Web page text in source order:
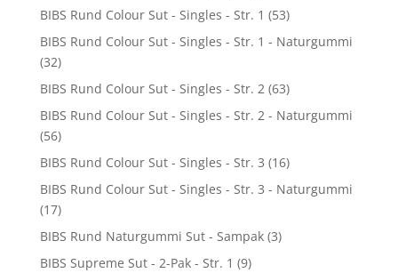
BIBS Rund Colour Sut - Singles - Str. 1 (53)
BIBS Rund Colour Sut - Singles - Str. 1 - Naturgummi
(32)
BIBS Rund Colour Sut - Singles - Str. 2 (63)
BIBS Rund Colour Sut - Singles - Str. 2 - Naturgummi
(56)
BIBS Rund Colour Sut - Singles - Str. 3 (16)
BIBS Rund Colour Sut - Singles - Str. 3 - Naturgummi
(17)
BIBS Rund Naturgummi Sut - Sampak (3)
BIBS Supreme Sut - 2-Pak - Str. 1 (9)